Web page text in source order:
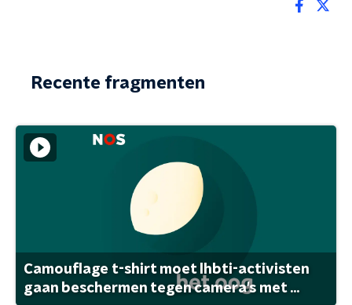
Recente fragmenten
Camouflage t-shirt moet lhbti-activisten
gaan beschermen tegen camera's met ...